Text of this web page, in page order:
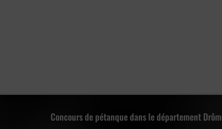
Concours de pétanque dans le département